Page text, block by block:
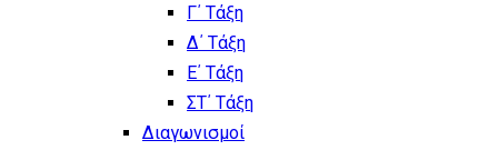
Γ΄ Τάξη
Δ΄ Τάξη
Ε΄ Τάξη
ΣΤ΄ Τάξη
Διαγωνισμοί